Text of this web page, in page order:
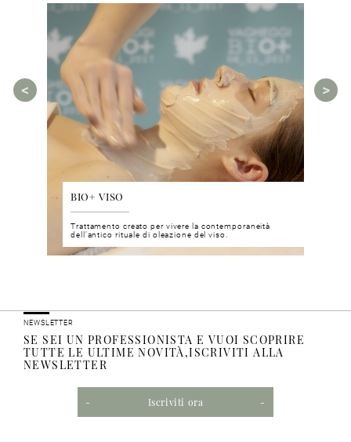
BIO+ VISO
Trattamento creato per vivere la contemporaneità
dell’antico rituale di oleazione del viso.
NEWSLETTER
SE SEI UN PROFESSIONISTA E VUOI SCOPRIRE
TUTTE LE ULTIME NOVITÀ,ISCRIVITI ALLA
NEWSLETTER
Iscriviti ora